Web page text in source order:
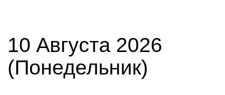
10 Августа 2026
(Понедельник)